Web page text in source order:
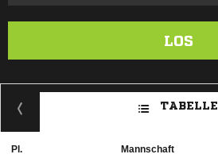
LOS
TABELLE
Pl. Mannschaft